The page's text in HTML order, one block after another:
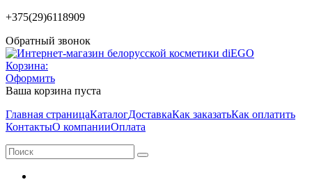
+375(29)6118909
Обратный звонок
Корзина:
Оформить
Ваша корзина пуста
Главная страницаКаталогДоставкаКак заказатьКак оплатить
КонтактыО компанииОплата